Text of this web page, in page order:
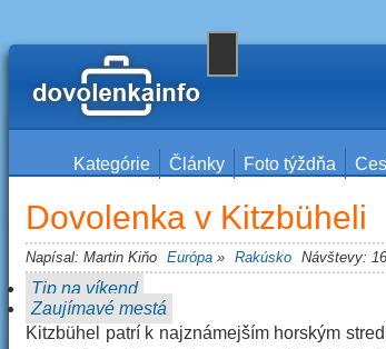
Kategórie Články Foto týždňa
Dovolenka v Kitzbüheli
Napísal: Martin Kiňo Európa » Rakúsko Návštevy:
Tip na víkend
Zaujímavé mestá
Kitzbühel patrí k najznámejším horským